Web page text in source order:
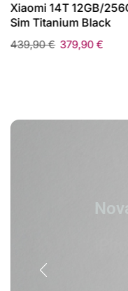
Xiaomi 14T 12GB/
Sim Titanium Black
439,90€ 379,90€